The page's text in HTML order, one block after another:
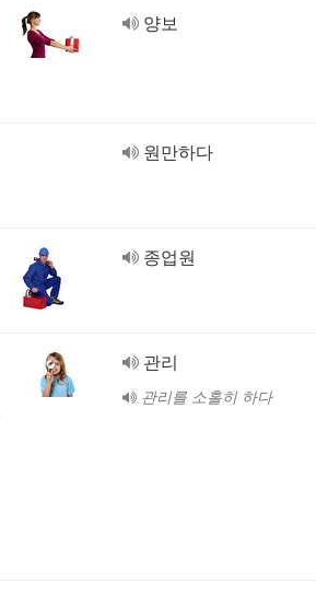
양보
원만하다
종업원
관리
관리를 소홀히 하다